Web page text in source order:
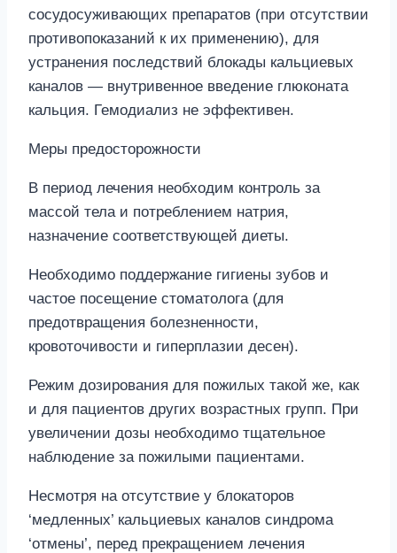
сосудосуживающих препаратов (при отсутствии
противопоказаний к их применению), для
устранения последствий блокады кальциевых
каналов — внутривенное введение глюконата
кальция. Гемодиализ не эффективен.
Меры предосторожности
В период лечения необходим контроль за
массой тела и потреблением натрия,
назначение соответствующей диеты.
Необходимо поддержание гигиены зубов и
частое посещение стоматолога (для
предотвращения болезненности,
кровоточивости и гиперплазии десен).
Режим дозирования для пожилых такой же, как
и для пациентов других возрастных групп. При
увеличении дозы необходимо тщательное
наблюдение за пожилыми пациентами.
Несмотря на отсутствие у блокаторов
‘медленных’ кальциевых каналов синдрома
‘отмены’, перед прекращением лечения